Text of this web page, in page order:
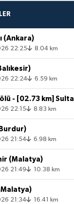
(Ankara)
22:25 8.04 km
22:24 6.59 km
22:15 8.83 km
21:54 6.98 km
(Malatya)
21:49 10.38 km
21:34 16.41 km